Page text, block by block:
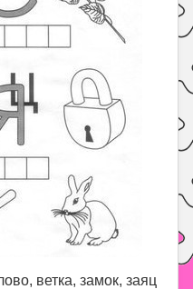
ветка, замок, заяц